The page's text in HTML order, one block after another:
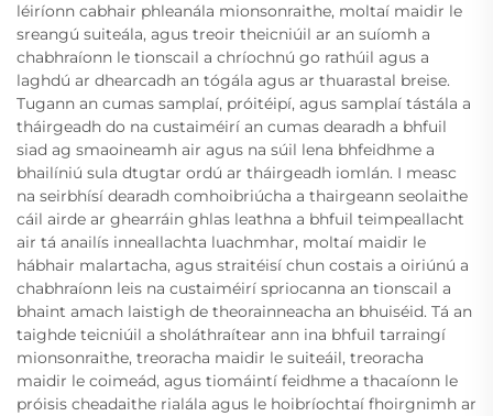
léiríonn cabhair phleanála mionsonraithe, moltaí maidir le
sreangú suiteála, agus treoir theicniúil ar an suíomh a
chabhraíonn le tionscail a chríochnú go rathúil agus a
laghdú ar dhearcadh an tógála agus ar thuarastal breise.
Tugann an cumas samplaí, próitéipí, agus samplaí tástála a
tháirgeadh do na custaiméirí an cumas dearadh a bhfuil
siad ag smaoineamh air agus na súil lena bhfeidhme a
bhailíniú sula dtugtar ordú ar tháirgeadh iomlán. I measc
na seirbhísí dearadh comhoibriúcha a thairgeann seolaithe
cáil airde ar ghearráin ghlas leathna a bhfuil teimpeallacht
air tá anailís inneallachta luachmhar, moltaí maidir le
hábhair malartacha, agus straitéisí chun costais a oiriúnú a
chabhraíonn leis na custaiméirí spriocanna an tionscail a
bhaint amach laistigh de theorainneacha an bhuiséid. Tá an
taighde teicniúil a sholáthraítear ann ina bhfuil tarraingí
mionsonraithe, treoracha maidir le suiteáil, treoracha
maidir le coimeád, agus tiomáintí feidhme a thacaíonn le
próisis cheadaithe rialála agus le hoibríochtaí fhoirgnimh ar